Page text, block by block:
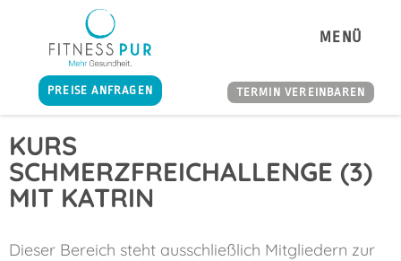
MENÜ
PREISE ANFRAGEN TERMIN VEREINBAREN
KURS
SCHMERZFREICHALLENGE (3)
MIT KATRIN
Dieser Bereich steht ausschließlich Mitgliedern zur